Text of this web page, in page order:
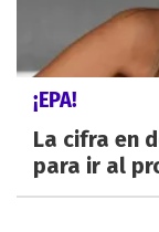
¡EPA!
La cifra en
para ir al